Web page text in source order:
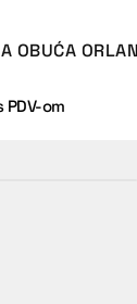
OBUĆA
PDV-om